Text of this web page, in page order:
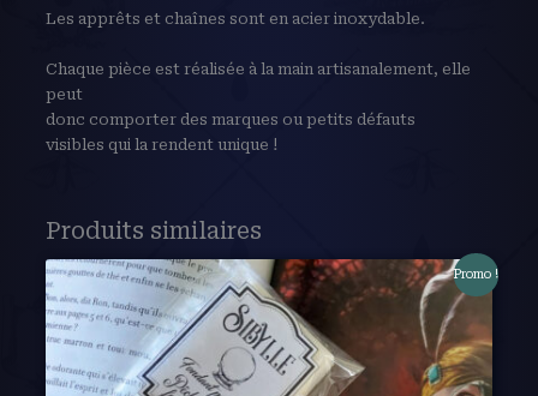
Les apprêts et chaînes sont en acier inoxydable.
Chaque pièce est réalisée à la main artisanalement, elle
peut
donc comporter des marques ou petits défauts
visibles qui la rendent unique !
Produits similaires
Promo !